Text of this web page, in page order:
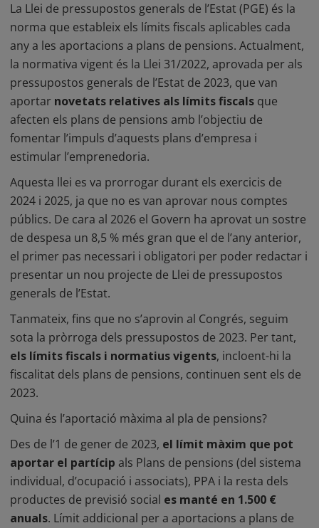
La Llei de pressupostos generals de l’Estat (PGE) és la
norma que estableix els límits fiscals aplicables cada
any a les aportacions a plans de pensions. Actualment,
la normativa vigent és la Llei 31/2022, aprovada per als
pressupostos generals de l’Estat de 2023, que van
aportar novetats relatives als límits fiscals que
afecten els plans de pensions amb l’objectiu de
fomentar l’impuls d’aquests plans d’empresa i
estimular l’emprenedoria.
Aquesta llei es va prorrogar durant els exercicis de
2024 i 2025, ja que no es van aprovar nous comptes
públics. De cara al 2026 el Govern ha aprovat un sostre
de despesa un 8,5 % més gran que el de l’any anterior,
el primer pas necessari i obligatori per poder redactar i
presentar un nou projecte de Llei de pressupostos
generals de l’Estat.
Tanmateix, fins que no s’aprovin al Congrés, seguim
sota la pròrroga dels pressupostos de 2023. Per tant,
els límits fiscals i normatius vigents, incloent-hi la
fiscalitat dels plans de pensions, continuen sent els de
2023.
Quina és l’aportació màxima al pla de pensions?
Des de l’1 de gener de 2023, el límit màxim que pot
aportar el partícip als Plans de pensions (del sistema
individual, d’ocupació i associats), PPA i la resta dels
productes de previsió social es manté en 1.500 €
anuals. Límit addicional per a aportacions a plans de